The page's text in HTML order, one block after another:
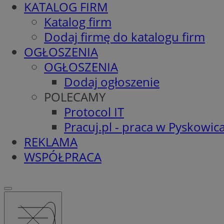
KATALOG FIRM
Katalog firm
Dodaj firmę do katalogu firm
OGŁOSZENIA
OGŁOSZENIA
Dodaj ogłoszenie
POLECAMY
Protocol IT
Pracuj.pl - praca w
REKLAMA
WSPÓŁPRACA